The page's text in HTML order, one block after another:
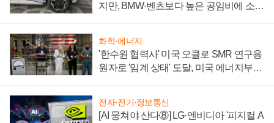
지만, BMW·벤츠보다 높은 공임비에 소비
화학·에너지
'한수원 협력사' 미국 오클로 SMR 연구용
원자로 '임계 상태' 도달, 미국 에너지부
전자·전기·정보통신
[AI 뭉쳐야 산다⑧] LG·엔비디아 '피지컬 A